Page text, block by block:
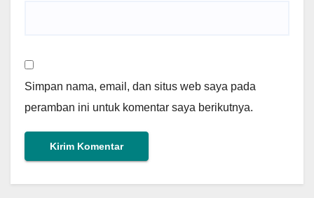
Simpan nama, email, dan situs web saya pada
peramban ini untuk komentar saya berikutnya.